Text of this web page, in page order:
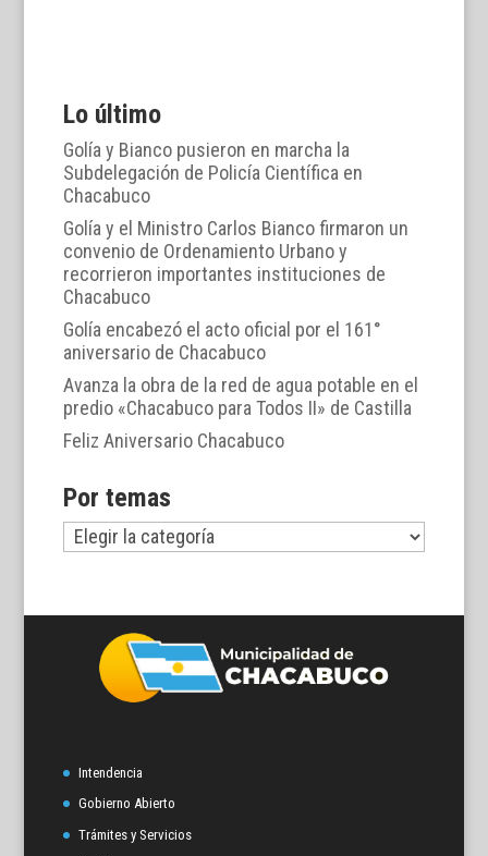
Lo último
Golía y Bianco pusieron en marcha la
Subdelegación de Policía Científica en
Chacabuco
Golía y el Ministro Carlos Bianco firmaron un
convenio de Ordenamiento Urbano y
recorrieron importantes instituciones de
Chacabuco
Golía encabezó el acto oficial por el 161°
aniversario de Chacabuco
Avanza la obra de la red de agua potable en el
predio «Chacabuco para Todos II» de Castilla
Feliz Aniversario Chacabuco
Por temas
Por
temas
Intendencia
Gobierno Abierto
Trámites y Servicios